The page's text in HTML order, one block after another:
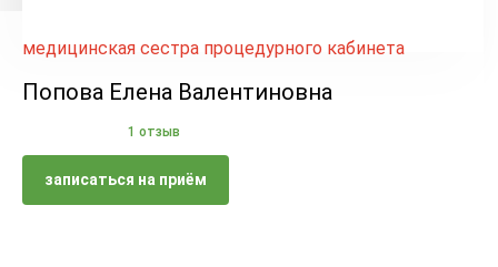
медицинская сестра процедурного кабинета
Попова Елена Валентиновна
1 отзыв
записаться на приём